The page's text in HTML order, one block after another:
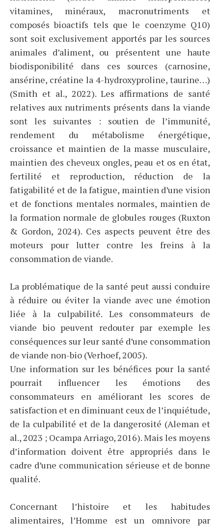
vitamines, minéraux, macronutriments et
composés bioactifs tels que le coenzyme Q10)
sont soit exclusivement apportés par les sources
animales d’aliment, ou présentent une haute
biodisponibilité dans ces sources (carnosine,
ansérine, créatine la 4-hydroxyproline, taurine…)
(Smith et al., 2022). Les affirmations de santé
relatives aux nutriments présents dans la viande
sont les suivantes : soutien de l’immunité,
rendement du métabolisme énergétique,
croissance et maintien de la masse musculaire,
maintien des cheveux ongles, peau et os en état,
fertilité et reproduction, réduction de la
fatigabilité et de la fatigue, maintien d’une vision
et de fonctions mentales normales, maintien de
la formation normale de globules rouges (Ruxton
& Gordon, 2024). Ces aspects peuvent être des
moteurs pour lutter contre les freins à la
consommation de viande.
La problématique de la santé peut aussi conduire
à réduire ou éviter la viande avec une émotion
liée à la culpabilité. Les consommateurs de
viande bio peuvent redouter par exemple les
conséquences sur leur santé d’une consommation
de viande non-bio (Verhoef, 2005).
Une information sur les bénéfices pour la santé
pourrait influencer les émotions des
consommateurs en améliorant les scores de
satisfaction et en diminuant ceux de l’inquiétude,
de la culpabilité et de la dangerosité (Aleman et
al., 2023 ; Ocampa Arriago, 2016). Mais les moyens
d’information doivent être appropriés dans le
cadre d’une communication sérieuse et de bonne
qualité.
Concernant l’histoire et les habitudes
alimentaires, l’Homme est un omnivore par